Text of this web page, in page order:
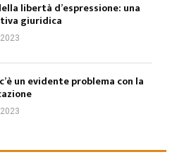
libertà d’espressione: una
giuridica
un evidente problema con la